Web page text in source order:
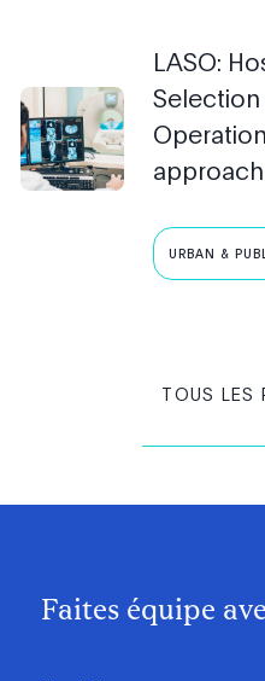
LASO:
Selection
approach
URBAN &
TOUS LES
Faites équipe